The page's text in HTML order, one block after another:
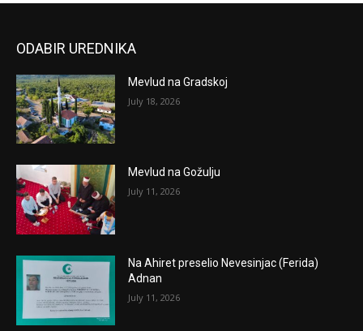
ODABIR UREDNIKA
Mevlud na Gradskoj
July 18, 2026
Mevlud na Gožulju
July 11, 2026
Na Ahiret preselio Nevesinjac (Ferida)
Adnan
July 11, 2026